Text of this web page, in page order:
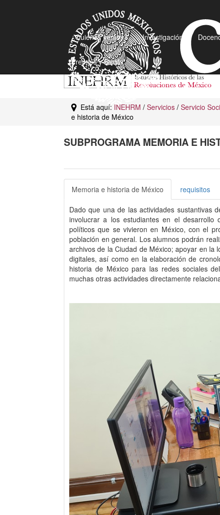
¿Quiénes somos? Investigación
Premios y Becas
Está aquí: INEHRM / Servicios / Servicio
e historia de México
SUBPROGRAMA MEMORIA E
Memoria e historia de México requisitos
Dado que una de las actividades sustantivas
involucrar a los estudiantes en el desarrollo
políticos que se vivieron en México, con el
población en general. Los alumnos podrán
archivos de la Ciudad de México; apoyar en la
digitales, así como en la elaboración de
historia de México para las redes sociales
muchas otras actividades directamente